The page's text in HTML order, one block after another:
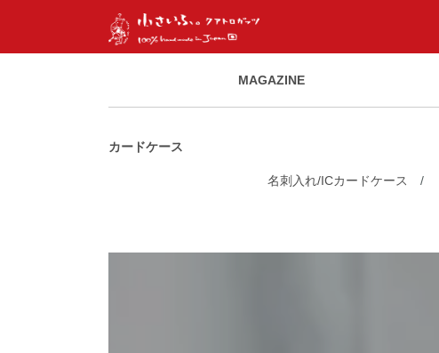
MAGAZINE
カードケース
名刺入れ/ICカードケース /